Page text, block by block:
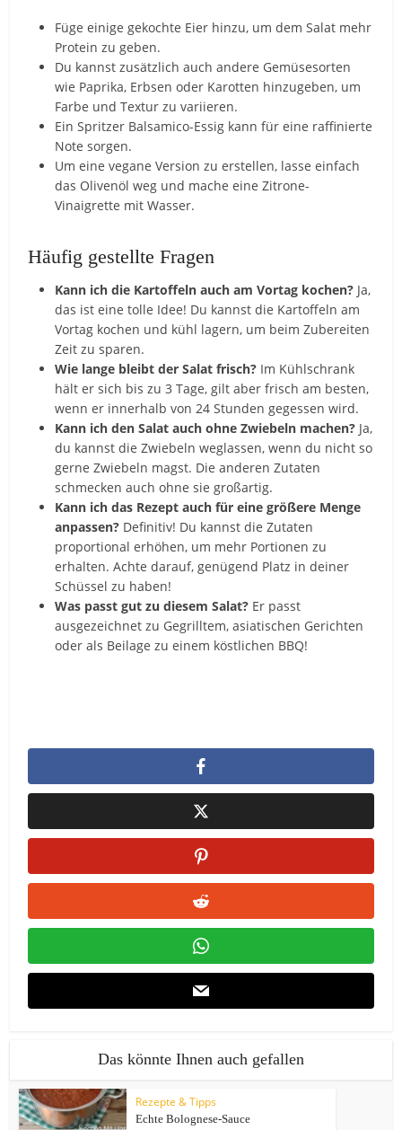
Füge einige gekochte Eier hinzu, um dem Salat mehr
Protein zu geben.
Du kannst zusätzlich auch andere Gemüsesorten
wie Paprika, Erbsen oder Karotten hinzugeben, um
Farbe und Textur zu variieren.
Ein Spritzer Balsamico-Essig kann für eine raffinierte
Note sorgen.
Um eine vegane Version zu erstellen, lasse einfach
das Olivenöl weg und mache eine Zitrone-
Vinaigrette mit Wasser.
Häufig gestellte Fragen
Kann ich die Kartoffeln auch am Vortag kochen? Ja,
das ist eine tolle Idee! Du kannst die Kartoffeln am
Vortag kochen und kühl lagern, um beim Zubereiten
Zeit zu sparen.
Wie lange bleibt der Salat frisch? Im Kühlschrank
hält er sich bis zu 3 Tage, gilt aber frisch am besten,
wenn er innerhalb von 24 Stunden gegessen wird.
Kann ich den Salat auch ohne Zwiebeln machen? Ja,
du kannst die Zwiebeln weglassen, wenn du nicht so
gerne Zwiebeln magst. Die anderen Zutaten
schmecken auch ohne sie großartig.
Kann ich das Rezept auch für eine größere Menge
anpassen? Definitiv! Du kannst die Zutaten
proportional erhöhen, um mehr Portionen zu
erhalten. Achte darauf, genügend Platz in deiner
Schüssel zu haben!
Was passt gut zu diesem Salat? Er passt
ausgezeichnet zu Gegrilltem, asiatischen Gerichten
oder als Beilage zu einem köstlichen BBQ!
Das könnte Ihnen auch gefallen
Rezepte & Tipps
Echte Bolognese-Sauce